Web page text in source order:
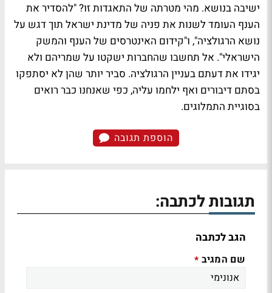
ישיבה בנושא. מהי מטרתה של התאגדות זו? "להסדיר את
הענף העומד לשנות את פניה של מדינת ישראל תוך דגש על
נושא הרגולציה", ו"קידום האינטרסים של הענף והמשק
הישראלי". אל תחשבו שהחברות ישקטו על שמריהם ולא
יגידו את דעתם בעניין הרגולציה. סביר יותר שהן לא יסתפקו
בסתם דיבורים ואף ילחמו עליה, כפי שאנחנו כבר רואים
בסוגיית התמלוגים.
הוספת תגובה
תגובות לכתבה:
הגב לכתבה
שם המגיב *